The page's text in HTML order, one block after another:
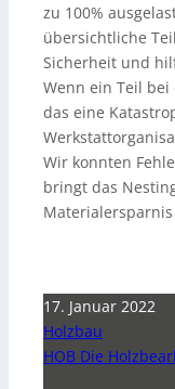
zu 100%
übersichtliche
Sicherheit und
Wenn ein Teil
das eine
Wir konnten
bringt das
Materialersparnis
17. Januar 2022
Holzbau
HOB Die